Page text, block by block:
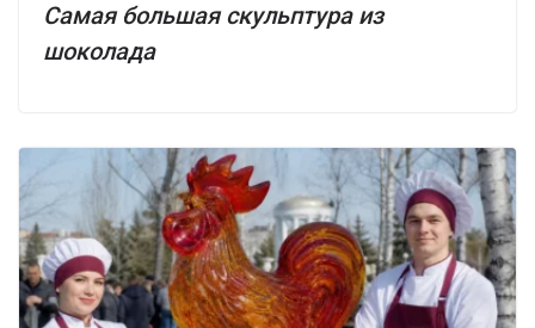
Самая большая скульптура из
шоколада